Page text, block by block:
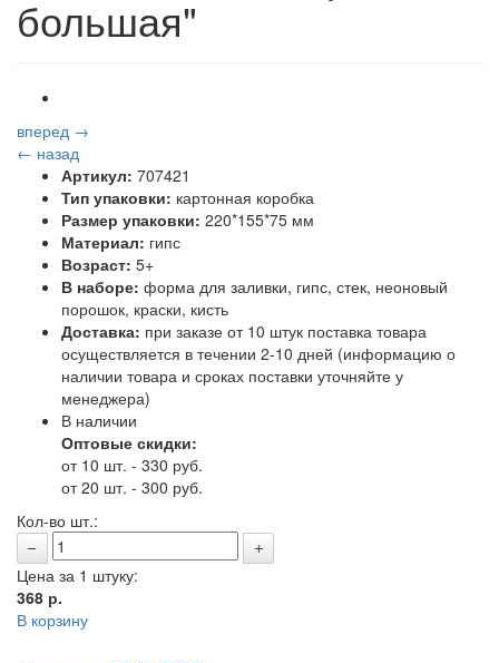
большая"
вперед →
← назад
Артикул: 707421
Тип упаковки: картонная коробка
Размер упаковки: 220*155*75 мм
Материал: гипс
Возраст: 5+
В наборе: форма для заливки, гипс, стек, неоновый
порошок, краски, кисть
Доставка: при заказе от 10 штук поставка товара
осуществляется в течении 2-10 дней (информацию о
наличии товара и сроках поставки уточняйте у
менеджера)
В наличии
Оптовые скидки:
от 10 шт. - 330 руб.
от 20 шт. - 300 руб.
Кол-во шт.:
Цена за 1 штуку:
368 р.
В корзину